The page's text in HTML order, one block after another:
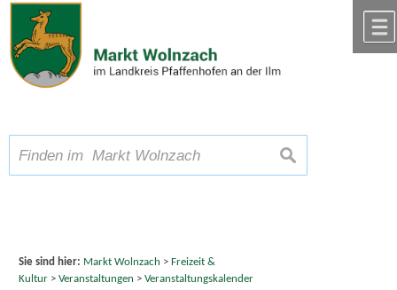
Zum Inhalt,zur Navigation
Schriftgröße A A A suchen
Sie sind hier: Markt Wolnzach > Freizeit &
Kultur> Veranstaltungen > Veranstaltungskalender